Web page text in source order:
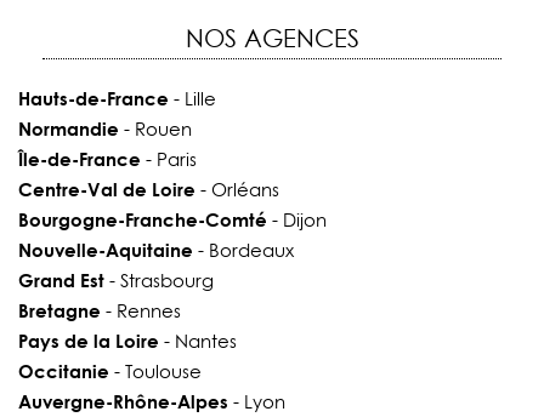
NOS AGENCES
Hauts-de-France - Lille
Normandie - Rouen
Île-de-France - Paris
Centre-Val de Loire - Orléans
Bourgogne-Franche-Comté - Dijon
Nouvelle-Aquitaine - Bordeaux
Grand Est- Strasbourg
Bretagne - Rennes
Pays de la Loire - Nantes
Occitanie - Toulouse
Auvergne-Rhône-Alpes - Lyon